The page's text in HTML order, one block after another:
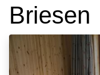
Briesen